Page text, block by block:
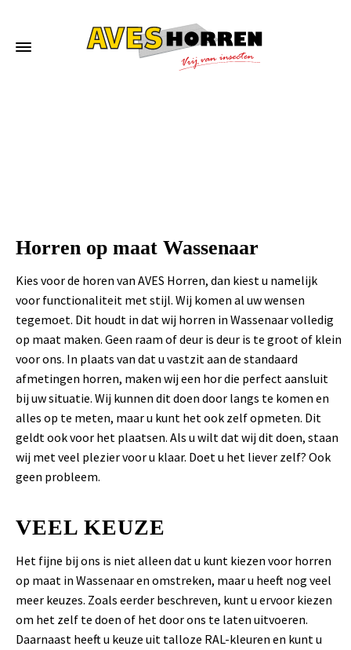
Horren op maat Wassenaar
Kies voor de horen van AVES Horren, dan kiest u namelijk
voor functionaliteit met stijl. Wij komen al uw wensen
tegemoet. Dit houdt in dat wij horren in Wassenaar volledig
op maat maken. Geen raam of deur is deur is te groot of klein
voor ons. In plaats van dat u vastzit aan de standaard
afmetingen horren, maken wij een hor die perfect aansluit
bij uw situatie. Wij kunnen dit doen door langs te komen en
alles op te meten, maar u kunt het ook zelf opmeten. Dit
geldt ook voor het plaatsen. Als u wilt dat wij dit doen, staan
wij met veel plezier voor u klaar. Doet u het liever zelf? Ook
geen probleem.
VEEL KEUZE
Het fijne bij ons is niet alleen dat u kunt kiezen voor horren
op maat in Wassenaar en omstreken, maar u heeft nog veel
meer keuzes. Zoals eerder beschreven, kunt u ervoor kiezen
om het zelf te doen of het door ons te laten uitvoeren.
Daarnaast heeft u keuze uit talloze RAL-kleuren en kunt u